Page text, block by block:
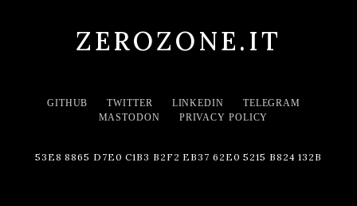
ZEROZONE.IT
GITHUB TWITTER LINKEDIN
TELEGRAM
MASTODON
PRIVACY POLICY
53E8 8865 D7E0 C1B3 B2F2 EB37 62E0 5215 B824 132B